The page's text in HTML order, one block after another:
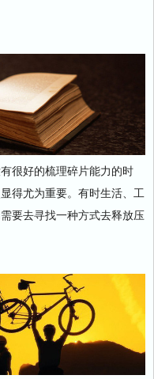
很好的梳理碎片能力的时
得尤为重要。有时生活、工
要去寻找一种方式去释放压